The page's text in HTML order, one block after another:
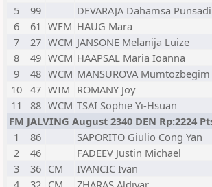
5
99 DEVARAJA Dahamsa Punsadi
6
61 WFM HAUG Mara
7
27 WCM JANSONE Melanija Luize
8
49 WCM HAAPSAL Maria Ioanna
9
48 WCM MANSUROVA Mumtozbegim
10
47 WIM ROMANY Joy
11
88 WCM TSAI Sophie Yi-Hsuan
FM JALVING August 2340 DEN Rp:2224
1
86 SAPORITO Giulio Cong Yan
2
46 FADEEV Justin Michael
3
36 CM IVANCIC Ivan
4
32 CM ZHARAS Aldiyar